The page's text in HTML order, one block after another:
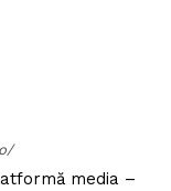
media –